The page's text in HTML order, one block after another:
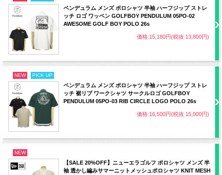
ペンデュラム メンズ ポロシャツ 半袖 ハーフジップ ストレ
ッチ ロゴ ワッペン GOLFBOY PENDULUM 05PO-02
AWESOME GOLF BOY POLO 26s
価格:15,180円(税抜 13,800円)
NEW PICK UP
ペンデュラム メンズ ポロシャツ 半袖 ハーフジップ ストレ
ッチ 裾リブ ワークシャツ サークルロゴ GOLFBOY
PENDULUM 05PO-03 RIB CIRCLE LOGO POLO 26s
価格:16,500円(税抜 15,000円)
NEW
【SALE 20%OFF】ニューエラゴルフ ポロシャツ メンズ 半
袖 透かし編みサマーニットメッシュポロシャツ KNIT MESH